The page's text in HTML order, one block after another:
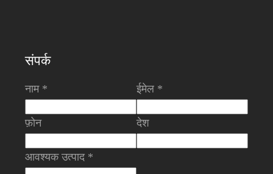
संपर्क
नाम * ईमेल *
फ़ोन देश
आवश्यक उत्पाद *